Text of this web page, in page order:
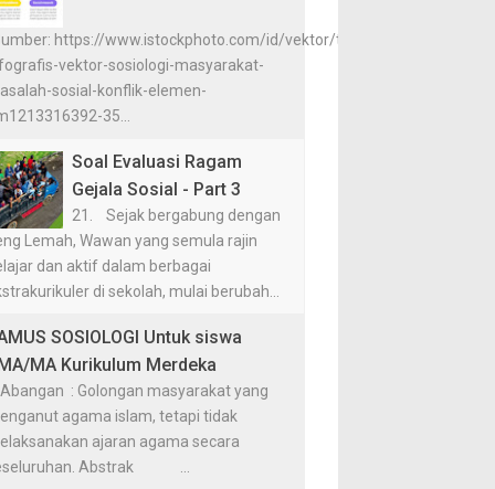
https://www.istockphoto.com/id/vektor/template-
vektor-sosiologi-masyarakat-
sosial-konflik-elemen-
35...
Soal Evaluasi Ragam
Gejala Sosial - Part 3
21. Sejak bergabung dengan
Lemah, Wawan yang semula rajin
dan aktif dalam berbagai
di sekolah, mulai berubah...
SOSIOLOGI Untuk siswa
MA Kurikulum Merdeka
: Golongan masyarakat yang
agama islam, tetapi tidak
ajaran agama secara
Abstrak ...